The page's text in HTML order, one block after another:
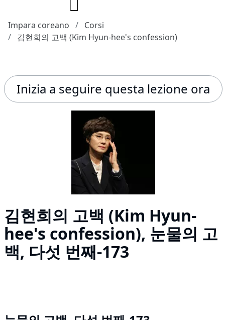
Impara coreano
Corsi
김현희의 고백 (Kim Hyun-hee's confession)
Inizia a seguire questa lezione ora
김현희의 고백 (Kim Hyun-
hee's confession), 눈물의 고
백, 다섯 번째-173